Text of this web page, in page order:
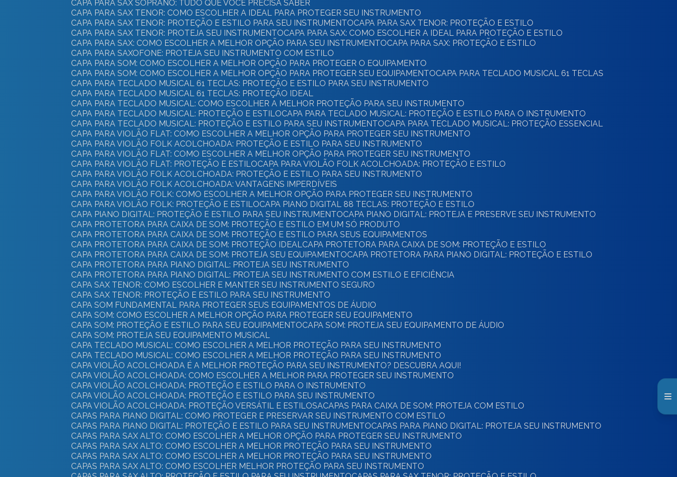
CAPA PARA SAX SOPRANO: TUDO QUE VOCÊ PRECISA SABER
CAPA PARA SAX TENOR: COMO ESCOLHER A IDEAL PARA PROTEGER SEU INSTRUMENTO
CAPA PARA SAX TENOR: PROTEÇÃO E ESTILO PARA SEU INSTRUMENTO
CAPA PARA SAX TENOR: PROTEÇÃO E ESTILO
CAPA PARA SAX TENOR: PROTEJA SEU INSTRUMENTO
CAPA PARA SAX: COMO ESCOLHER A IDEAL PARA PROTEÇÃO E ESTILO
CAPA PARA SAX: COMO ESCOLHER A MELHOR OPÇÃO PARA SEU INSTRUMENTO
CAPA PARA SAX: PROTEÇÃO E ESTILO
CAPA PARA SAXOFONE: PROTEJA SEU INSTRUMENTO COM ESTILO
CAPA PARA SOM: COMO ESCOLHER A MELHOR OPÇÃO PARA PROTEGER O EQUIPAMENTO
CAPA PARA SOM: COMO ESCOLHER A MELHOR OPÇÃO PARA PROTEGER SEU EQUIPAMENTO
CAPA PARA TECLADO MUSICAL 61 TECLAS
CAPA PARA TECLADO MUSICAL 61 TECLAS: PROTEÇÃO E ESTILO PARA SEU INSTRUMENTO
CAPA PARA TECLADO MUSICAL 61 TECLAS: PROTEÇÃO IDEAL
CAPA PARA TECLADO MUSICAL: COMO ESCOLHER A MELHOR PROTEÇÃO PARA SEU INSTRUMENTO
CAPA PARA TECLADO MUSICAL: PROTEÇÃO E ESTILO
CAPA PARA TECLADO MUSICAL: PROTEÇÃO E ESTILO PARA O INSTRUMENTO
CAPA PARA TECLADO MUSICAL: PROTEÇÃO E ESTILO PARA SEU INSTRUMENTO
CAPA PARA TECLADO MUSICAL: PROTEÇÃO ESSENCIAL
CAPA PARA VIOLÃO FLAT: COMO ESCOLHER A MELHOR OPÇÃO PARA PROTEGER SEU INSTRUMENTO
CAPA PARA VIOLÃO FOLK ACOLCHOADA: PROTEÇÃO E ESTILO PARA SEU INSTRUMENTO
CAPA PARA VIOLÃO FLAT: COMO ESCOLHER A MELHOR OPÇÃO PARA PROTEGER SEU INSTRUMENTO
CAPA PARA VIOLÃO FLAT: PROTEÇÃO E ESTILO
CAPA PARA VIOLÃO FOLK ACOLCHOADA: PROTEÇÃO E ESTILO
CAPA PARA VIOLÃO FOLK ACOLCHOADA: PROTEÇÃO E ESTILO PARA SEU INSTRUMENTO
CAPA PARA VIOLÃO FOLK ACOLCHOADA: VANTAGENS IMPERDÍVEIS
CAPA PARA VIOLÃO FOLK: COMO ESCOLHER A MELHOR OPÇÃO PARA PROTEGER SEU INSTRUMENTO
CAPA PARA VIOLÃO FOLK: PROTEÇÃO E ESTILO
CAPA PIANO DIGITAL 88 TECLAS: PROTEÇÃO E ESTILO
CAPA PIANO DIGITAL: PROTEÇÃO E ESTILO PARA SEU INSTRUMENTO
CAPA PIANO DIGITAL: PROTEJA E PRESERVE SEU INSTRUMENTO
CAPA PROTETORA PARA CAIXA DE SOM: PROTEÇÃO E ESTILO EM UM SÓ PRODUTO
CAPA PROTETORA PARA CAIXA DE SOM: PROTEÇÃO E ESTILO PARA SEUS EQUIPAMENTOS
CAPA PROTETORA PARA CAIXA DE SOM: PROTEÇÃO IDEAL CAPA PROTETORA PARA CAIXA DE SOM: PROTEÇÃO E ESTILO
CAPA PROTETORA PARA CAIXA DE SOM: PROTEJA SEU EQUIPAMENTO
CAPA PROTETORA PARA PIANO DIGITAL: PROTEÇÃO E ESTILO
CAPA PROTETORA PARA PIANO DIGITAL: PROTEJA SEU INSTRUMENTO
CAPA PROTETORA PARA PIANO DIGITAL: PROTEJA SEU INSTRUMENTO COM ESTILO E EFICIÊNCIA
CAPA SAX TENOR: COMO ESCOLHER E MANTER SEU INSTRUMENTO SEGURO
CAPA SAX TENOR: PROTEÇÃO E ESTILO PARA SEU INSTRUMENTO
CAPA SOM FUNDAMENTAL PARA PROTEGER SEUS EQUIPAMENTOS DE ÁUDIO
CAPA SOM: COMO ESCOLHER A MELHOR OPÇÃO PARA PROTEGER SEU EQUIPAMENTO
CAPA SOM: PROTEÇÃO E ESTILO PARA SEU EQUIPAMENTO
CAPA SOM: PROTEJA SEU EQUIPAMENTO DE ÁUDIO
CAPA SOM: PROTEJA SEU EQUIPAMENTO MUSICAL
CAPA TECLADO MUSICAL: COMO ESCOLHER A MELHOR PROTEÇÃO PARA SEU INSTRUMENTO
CAPA TECLADO MUSICAL: COMO ESCOLHER A MELHOR PROTEÇÃO PARA SEU INSTRUMENTO
CAPA VIOLÃO ACOLCHOADA É A MELHOR PROTEÇÃO PARA SEU INSTRUMENTO? DESCUBRA AQUI!
CAPA VIOLÃO ACOLCHOADA: COMO ESCOLHER A MELHOR PARA PROTEGER SEU INSTRUMENTO
CAPA VIOLÃO ACOLCHOADA: PROTEÇÃO E ESTILO PARA O INSTRUMENTO
CAPA VIOLÃO ACOLCHOADA: PROTEÇÃO E ESTILO PARA SEU INSTRUMENTO
CAPA VIOLÃO ACOLCHOADA: PROTEÇÃO VERSÁTIL E ESTILOSA CAPAS PARA CAIXA DE SOM: PROTEJA COM ESTILO
CAPAS PARA PIANO DIGITAL: COMO PROTEGER E PRESERVAR SEU INSTRUMENTO COM ESTILO
CAPAS PARA PIANO DIGITAL: PROTEÇÃO E ESTILO PARA SEU INSTRUMENTO
CAPAS PARA PIANO DIGITAL: PROTEJA SEU INSTRUMENTO
CAPAS PARA SAX ALTO: COMO ESCOLHER A MELHOR OPÇÃO PARA PROTEGER SEU INSTRUMENTO
CAPAS PARA SAX ALTO: COMO ESCOLHER A MELHOR PROTEÇÃO PARA SEU INSTRUMENTO
CAPAS PARA SAX ALTO: COMO ESCOLHER A MELHOR PROTEÇÃO PARA SEU INSTRUMENTO
CAPAS PARA SAX ALTO: COMO ESCOLHER MELHOR PROTEÇÃO PARA SEU INSTRUMENTO